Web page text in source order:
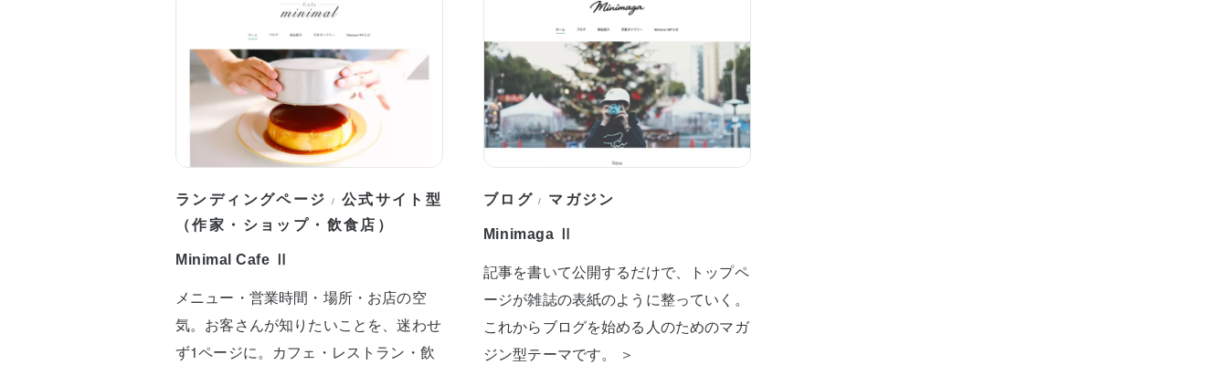
ランディングページ / 公式サイト型
（作家・ショップ・飲食店）
Minimal Cafe Ⅱ
メニュー・営業時間・場所・お店の空
気。お客さんが知りたいことを、迷わせ
ず1ページに。カフェ・レストラン・飲
ブログ / マガジン
Minimaga Ⅱ
記事を書いて公開するだけで、トップペ
ージが雑誌の表紙のように整っていく。
これからブログを始める人のためのマガ
ジン型テーマです。 ＞